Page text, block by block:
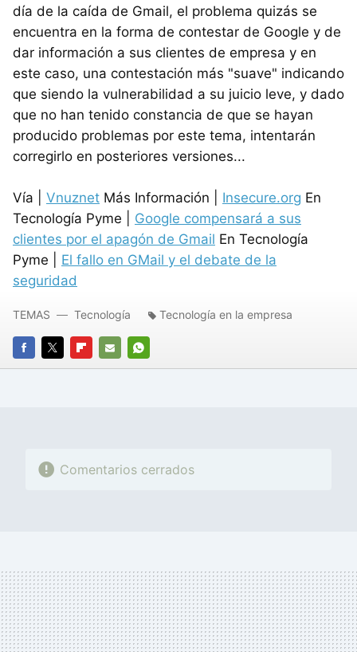
día de la caída de Gmail, el problema quizás se
encuentra en la forma de contestar de Google y de
dar información a sus clientes de empresa y en
este caso, una contestación más "suave" indicando
que siendo la vulnerabilidad a su juicio leve, y dado
que no han tenido constancia de que se hayan
producido problemas por este tema, intentarán
corregirlo en posteriores versiones...
Vía | Vnuznet Más Información | Insecure.org En
Tecnología Pyme | Google compensará a sus
clientes por el apagón de Gmail En Tecnología
Pyme | El fallo en GMail y el debate de la
seguridad
FACEBOOK
TWITTERFLIPBOARD
E-
WHATSAPP
TEMAS Tecnología Tecnología en la empresa
Comentarios cerrados